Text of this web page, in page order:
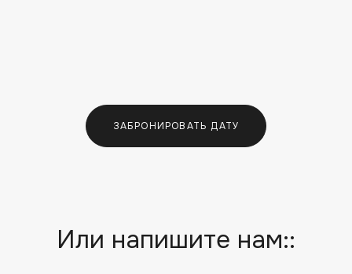
ЗАБРОНИРОВАТЬ ДАТУ
Или напишите нам::